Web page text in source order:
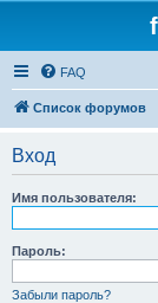
FAQ
Список форумов
Вход
Имя пользователя:
Пароль:
Забыли пароль?